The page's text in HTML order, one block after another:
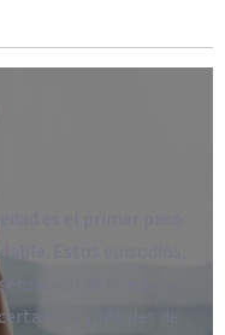
es el primer paso
Estos episodios,
de miedo o
y difíciles de